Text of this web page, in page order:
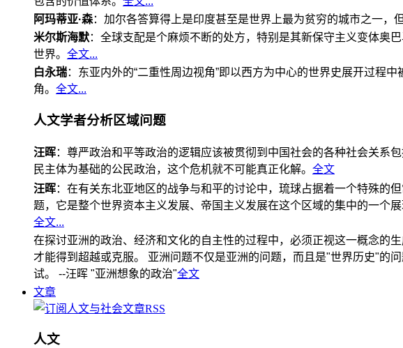
阿玛蒂亚·森：加尔各答算得上是印度甚至是世界上最为贫穷的城市之一，
米尔斯海默：全球支配是个麻烦不断的处方，特别是其新保守主义变体奥
世界。 全文...
白永瑞：东亚内外的“二重性周边视角”即以西方为中心的世界史展开过程
角。 全文...
人文学者分析区域问题
汪晖：尊严政治和平等政治的逻辑应该被贯彻到中国社会的各种社会关系
民主体为基础的公民政治，这个危机就不可能真正化解。 全文
汪晖：在有关东北亚地区的战争与和平的讨论中，琉球占据着一个特殊的
题，它是整个世界资本主义发展、帝国主义发展在这个区域的集中的一个展
全文...
在探讨亚洲的政治、经济和文化的自主性的过程中，必须正视这一概念的
才能得到超越或克服。 亚洲问题不仅是亚洲的问题，而且是"世界历史"的
试。 --汪晖 "亚洲想象的政治"全文
文章
人文